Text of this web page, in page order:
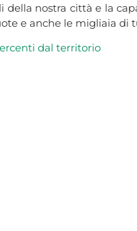
nostra città e la
e anche le migliaia di
dal territorio